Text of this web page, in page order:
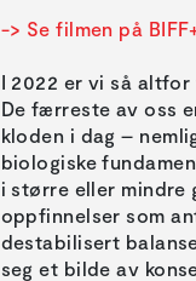
-> Se filmen på
I 2022 er vi så
De færreste av oss
kloden i dag –
biologiske
i større eller mindre
oppfinnelser som
destabilisert
seg et bilde av